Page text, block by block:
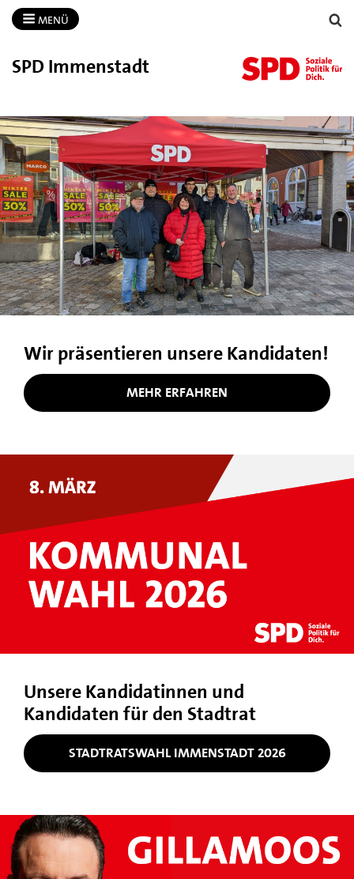
MENÜ
SPD Immenstadt
Wir präsentieren unsere Kandidaten!
MEHR ERFAHREN
Unsere Kandidatinnen und
Kandidaten für den Stadtrat
STADTRATSWAHL IMMENSTADT 2026